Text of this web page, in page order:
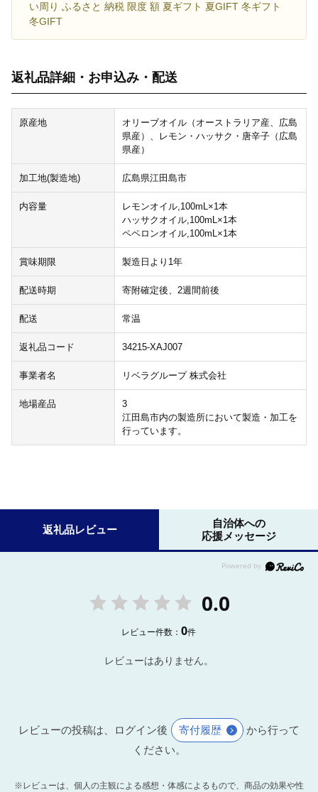
い周り ふるさと 納税 限度 額 夏ギフト 夏GIFT 冬ギフト
冬GIFT
返礼品詳細・お申込み・配送
原産地
オリーブオイル（オーストラリア産、広島
県産）、レモン・ハッサク・唐辛子（広島
県産）
加工地(製造地) 広島県江田島市
内容量
レモンオイル,100mL×1本
ハッサクオイル,100mL×1本
ペペロンオイル,100mL×1本
賞味期限 製造日より1年
配送時期 寄附確定後、2週間前後
配送 常温
返礼品コード 34215-XAJ007
事業者名 リベラグループ 株式会社
地場産品
3
江田島市内の製造所において製造・加工を
行っています。
返礼品レビュー
自治体への
応援メッセージ
0.0
レビュー件数：0件
レビューはありません。
レビューの投稿は、ログイン後 寄付履歴
から行って
ください。
※レビューは、個人の主観による感想・体感によるもので、商品の効果や性